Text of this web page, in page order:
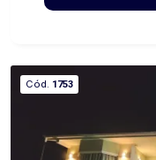
de vida. ?
padrão, piscina
academia
receber amigos
modernos e de
Cód. 1753